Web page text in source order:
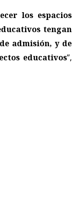
los espacios
tengan
admisión, y de
educativos”,